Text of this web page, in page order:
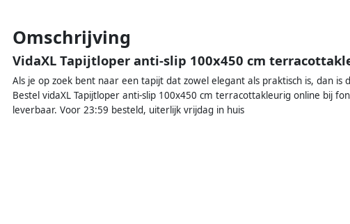
Omschrijving
VidaXL Tapijtloper anti-slip 100x450 cm
Als je op zoek bent naar een tapijt dat zowel elegant als praktisch is, dan is
Bestel vidaXL Tapijtloper anti-slip 100x450 cm terracottakleurig online bij
leverbaar. Voor 23:59 besteld, uiterlijk vrijdag in huis